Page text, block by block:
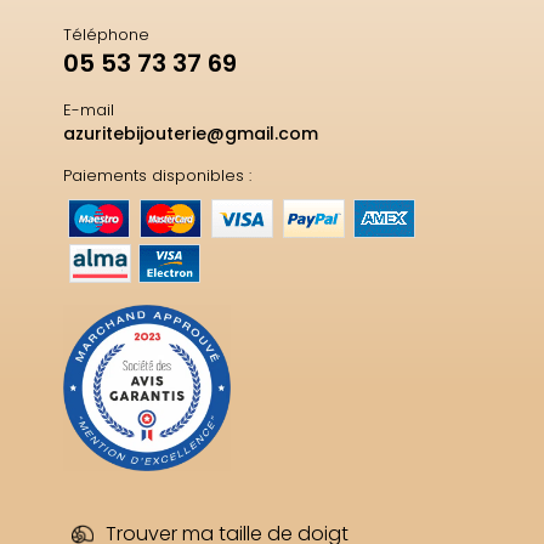
Téléphone
05 53 73 37 69
E-mail
azuritebijouterie@gmail.com
Paiements disponibles :
Trouver ma taille de doigt